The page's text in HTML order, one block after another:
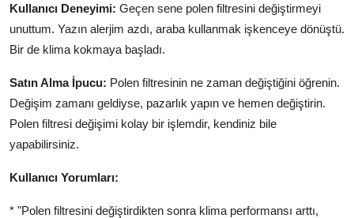
Kullanıcı Deneyimi: Geçen sene polen filtresini değiştirmeyi
unuttum. Yazın alerjim azdı, araba kullanmak işkenceye dönüştü.
Bir de klima kokmaya başladı.
Satın Alma İpucu: Polen filtresinin ne zaman değiştiğini öğrenin.
Değişim zamanı geldiyse, pazarlık yapın ve hemen değiştirin.
Polen filtresi değişimi kolay bir işlemdir, kendiniz bile
yapabilirsiniz.
Kullanıcı Yorumları:
* "Polen filtresini değiştirdikten sonra klima performansı arttı,